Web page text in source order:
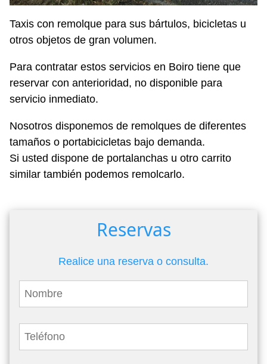
Taxis con remolque para sus bártulos, bicicletas u
otros objetos de gran volumen.
Para contratar estos servicios en Boiro tiene que
reservar con anterioridad, no disponible para
servicio inmediato.
Nosotros disponemos de remolques de diferentes
tamaños o portabicicletas bajo demanda.
Si usted dispone de portalanchas u otro carrito
similar también podemos remolcarlo.
Reservas
Realice una reserva o consulta.